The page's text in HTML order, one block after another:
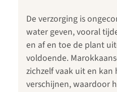
De verzorging is
water geven, vooral
en af en toe de plant
voldoende.
zichzelf vaak uit en
verschijnen, waardoor